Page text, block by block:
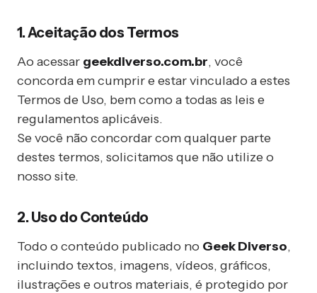
1. Aceitação dos Termos
Ao acessar geekdiverso.com.br, você
concorda em cumprir e estar vinculado a estes
Termos de Uso, bem como a todas as leis e
regulamentos aplicáveis.
Se você não concordar com qualquer parte
destes termos, solicitamos que não utilize o
nosso site.
2. Uso do Conteúdo
Todo o conteúdo publicado no Geek Diverso,
incluindo textos, imagens, vídeos, gráficos,
ilustrações e outros materiais, é protegido por